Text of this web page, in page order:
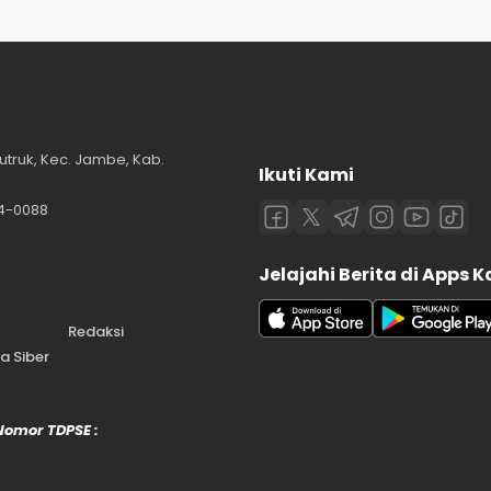
Kec. Jambe, Kab.
0088
Redaksi
Siber
TDPSE :
Ikuti Kami
Jelajahi Berita di Apps